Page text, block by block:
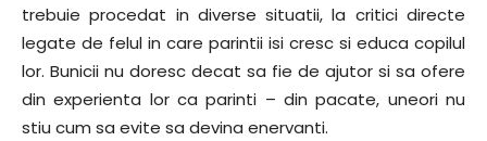
trebuie procedat in diverse situatii, la critici directe
legate de felul in care parintii isi cresc si educa copilul
lor. Bunicii nu doresc decat sa fie de ajutor si sa ofere
din experienta lor ca parinti – din pacate, uneori nu
stiu cum sa evite sa devina enervanti.